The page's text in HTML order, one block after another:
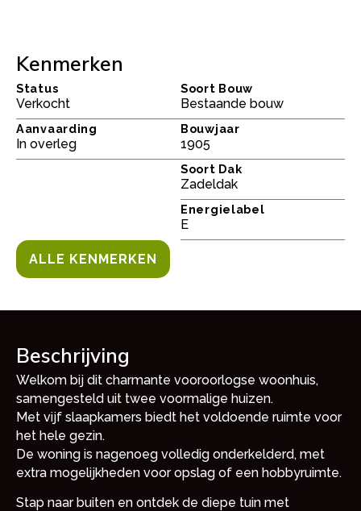
Kenmerken
Status
Verkocht
Aanvaarding
In overleg
Soort Bouw
Bestaande bouw
Bouwjaar
1905
Soort Dak
Zadeldak
Energielabel
E
ALLE KENMERKEN
Beschrijving
Welkom bij dit charmante vooroorlogse woonhuis,
samengesteld uit twee voormalige huizen.
Met vijf slaapkamers biedt het voldoende ruimte voor
het hele gezin.
De woning is nagenoeg volledig onderkelderd, met
extra mogelijkheden voor opslag of een hobbyruimte.
Stap naar buiten en ontdek de diepe tuin met